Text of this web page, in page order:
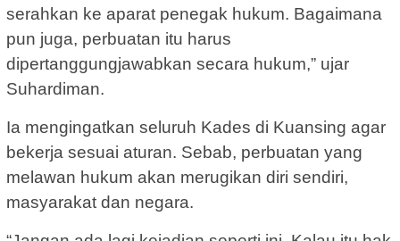
serahkan ke aparat penegak hukum. Bagaimana
pun juga, perbuatan itu harus
dipertanggungjawabkan secara hukum,” ujar
Suhardiman.
Ia mengingatkan seluruh Kades di Kuansing agar
bekerja sesuai aturan. Sebab, perbuatan yang
melawan hukum akan merugikan diri sendiri,
masyarakat dan negara.